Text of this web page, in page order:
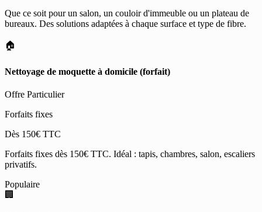
Que ce soit pour un salon, un couloir d'immeuble ou un plateau de
bureaux. Des solutions adaptées à chaque surface et type de fibre.
🏠
Nettoyage de moquette à domicile (forfait)
Offre Particulier
Forfaits fixes
Dès 150€ TTC
Forfaits fixes dès 150€ TTC. Idéal : tapis, chambres, salon, escaliers
privatifs.
Populaire
🏢